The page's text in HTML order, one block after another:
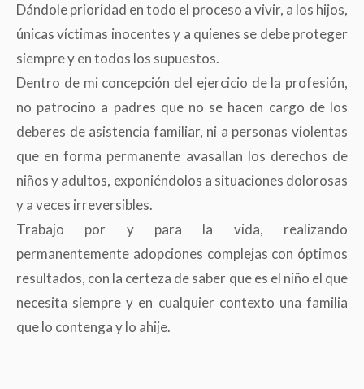
Dándole prioridad en todo el proceso a vivir, a los hijos,
únicas víctimas inocentes y a quienes se debe proteger
siempre y en todos los supuestos.
Dentro de mi concepción del ejercicio de la profesión,
no patrocino a padres que no se hacen cargo de los
deberes de asistencia familiar, ni a personas violentas
que en forma permanente avasallan los derechos de
niños y adultos, exponiéndolos a situaciones dolorosas
y a veces irreversibles.
Trabajo por y para la vida, realizando
permanentemente adopciones complejas con óptimos
resultados, con la certeza de saber que es el niño el que
necesita siempre y en cualquier contexto una familia
que lo contenga y lo ahije.